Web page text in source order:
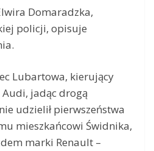
Domaradzka,
policji, opisuje
Lubartowa, kierujący
jadąc drogą
udzielił pierwszeństwa
mieszkańcowi Świdnika,
marki Renault –